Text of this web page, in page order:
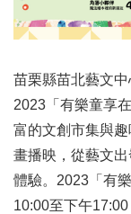
苗栗縣苗北藝文
2023「有樂童享
富的文創市集與
畫播映，從藝文
體驗。2023「有
10:00至下午